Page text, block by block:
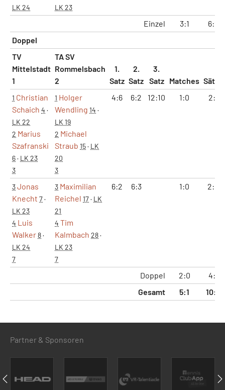
LK 24
LK 23
Einzel 3:1
6:2
Doppel
TV
Mittelstadt
1
TA SV
Rommelsbach
2
1.
Satz
2.
Satz
3.
Satz
Matches Sätze
1 Christian
Schaich 4 ·
LK 22
2 Marius
Szafranski
6· LK 23
3
1 Holger
Wendling 14 ·
LK 19
2 Michael
Straub 15· LK
20
3
4:6 6:2 12:10 1:0 2:1
3Jonas
Knecht 7·
LK 23
4 Luis
Walker8·
LK 24
7
3 Maximilian
Reichel 17· LK
21
4 Tim
Kalmbach 28·
LK 23
7
6:2 6:3 1:0 2:0
Doppel 2:0
4:1
Gesamt
5:1 10:3
Partner & Sponsoren